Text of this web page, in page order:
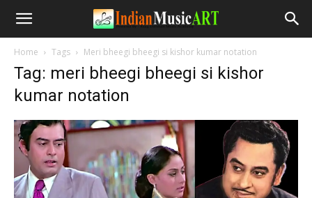
Home Tags Meri bheegi bheegi si kishor kumar notation
Tag: meri bheegi bheegi si kishor
kumar notation